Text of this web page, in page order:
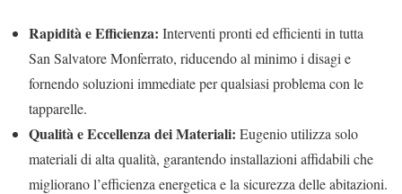
Rapidità e Efficienza: Interventi pronti ed efficienti in tutta
San Salvatore Monferrato, riducendo al minimo i disagi e
fornendo soluzioni immediate per qualsiasi problema con le
tapparelle.
Qualità e Eccellenza dei Materiali: Eugenio utilizza solo
materiali di alta qualità, garantendo installazioni affidabili che
migliorano l’efficienza energetica e la sicurezza delle abitazioni.